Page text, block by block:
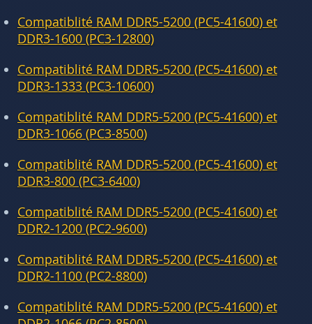
Compatiblité RAM DDR5-5200 (PC5-41600) et
DDR3-1600 (PC3-12800)
Compatiblité RAM DDR5-5200 (PC5-41600) et
DDR3-1333 (PC3-10600)
Compatiblité RAM DDR5-5200 (PC5-41600) et
DDR3-1066 (PC3-8500)
Compatiblité RAM DDR5-5200 (PC5-41600) et
DDR3-800 (PC3-6400)
Compatiblité RAM DDR5-5200 (PC5-41600) et
DDR2-1200 (PC2-9600)
Compatiblité RAM DDR5-5200 (PC5-41600) et
DDR2-1100 (PC2-8800)
Compatiblité RAM DDR5-5200 (PC5-41600) et